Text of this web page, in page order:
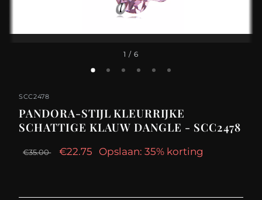
1 / 6
SCC2478
PANDORA-STIJL KLEURRIJKE
SCHATTIGE KLAUW DANGLE - SCC2478
€35.00 €22.75 Opslaan: 35% korting